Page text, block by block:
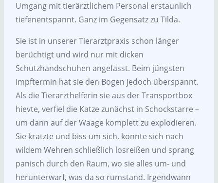
Umgang mit tierärztlichem Personal erstaunlich
tiefenentspannt. Ganz im Gegensatz zu Tilda.
Sie ist in unserer Tierarztpraxis schon länger
berüchtigt und wird nur mit dicken
Schutzhandschuhen angefasst. Beim jüngsten
Impftermin hat sie den Bogen jedoch überspannt.
Als die Tierarzthelferin sie aus der Transportbox
hievte, verfiel die Katze zunächst in Schockstarre –
um dann auf der Waage komplett zu explodieren.
Sie kratzte und biss um sich, konnte sich nach
wildem Wehren schließlich losreißen und sprang
panisch durch den Raum, wo sie alles um- und
herunterwarf, was da so rumstand. Irgendwann